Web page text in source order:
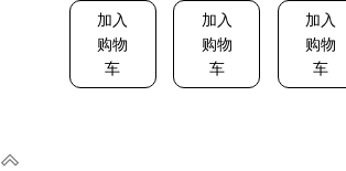
5-2 8001232
加入
购物
车
P 5216093
加入
购物
车
15552
553463
加入
购物
车